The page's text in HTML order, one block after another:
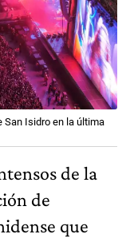
San Isidro en la última
de la
de
que